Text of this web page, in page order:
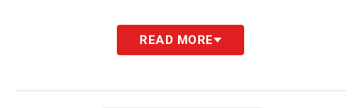
LA PLAYLIST DELLE NOSTRE TOP NEWS
READ MORE